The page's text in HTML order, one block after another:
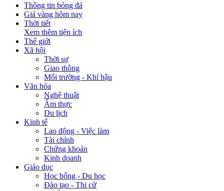
Thông tin bóng đá
Giá vàng hôm nay
Thời tiết
Xem thêm tiện ích
Thế giới
Xã hội
Thời sự
Giao thông
Môi trường - Khí hậu
Văn hóa
Nghệ thuật
Ẩm thực
Du lịch
Kinh tế
Lao động - Việc làm
Tài chính
Chứng khoán
Kinh doanh
Giáo dục
Học bổng - Du học
Đào tạo - Thi cử